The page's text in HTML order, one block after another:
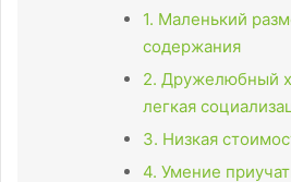
1. Маленький
содержания
2. Дружелюбный
легкая
3. Низкая
4. Умение